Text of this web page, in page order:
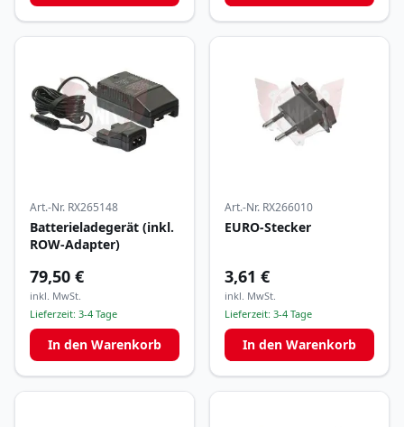
Art.-Nr. RX265148
Batterieladegerät (inkl.
ROW-Adapter)
79,50 €
inkl. MwSt.
Lieferzeit: 3-4 Tage
In den Warenkorb
Art.-Nr. RX266010
EURO-Stecker
3,61 €
inkl. MwSt.
Lieferzeit: 3-4 Tage
In den Warenkorb